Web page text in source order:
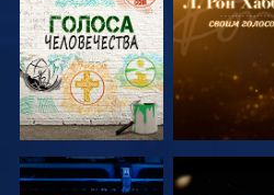
ПЕРЕДАЧИ